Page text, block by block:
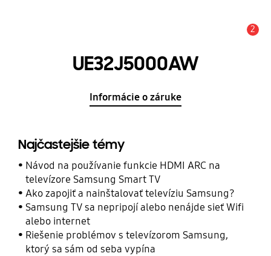
2
UE32J5000AW
Informácie o záruke
Najčastejšie témy
Návod na používanie funkcie HDMI ARC na
televízore Samsung Smart TV
Ako zapojiť a nainštalovať televíziu Samsung?
Samsung TV sa nepripojí alebo nenájde sieť Wifi
alebo internet
Riešenie problémov s televízorom Samsung,
ktorý sa sám od seba vypína